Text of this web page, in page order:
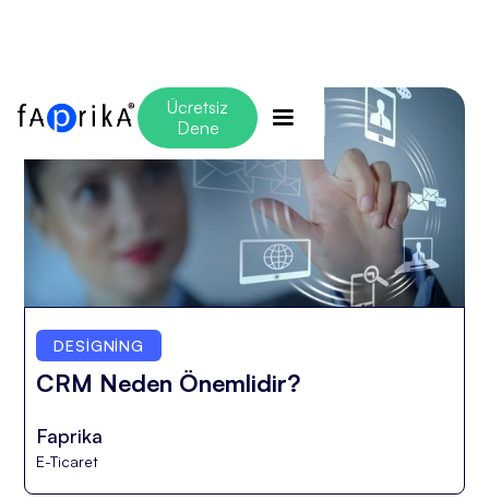
Ücretsiz
Dene
DESIGNING
CRM Neden Önemlidir?
Faprika
E-Ticaret